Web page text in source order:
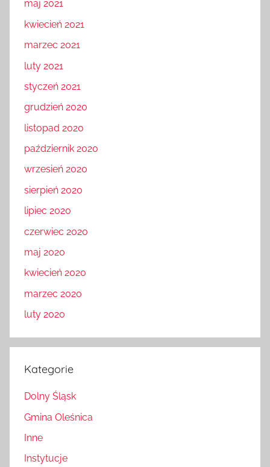
maj 2021
kwiecień 2021
marzec 2021
luty 2021
styczeń 2021
grudzień 2020
listopad 2020
październik 2020
wrzesień 2020
sierpień 2020
lipiec 2020
czerwiec 2020
maj 2020
kwiecień 2020
marzec 2020
luty 2020
Kategorie
Dolny Śląsk
Gmina Oleśnica
Inne
Instytucje